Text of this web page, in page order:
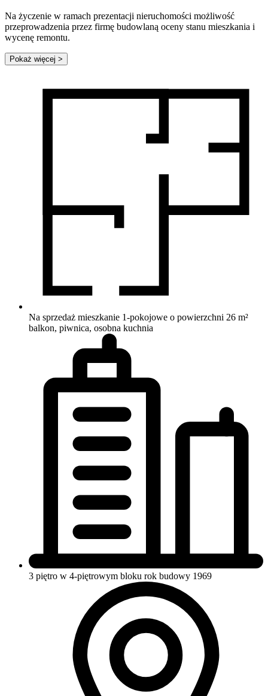
Na życzenie w ramach prezentacji nieruchomości możliwość
przeprowadzenia przez firmę budowlaną oceny stanu mieszkania i
wycenę remontu.
Pokaż więcej >
Na sprzedaż mieszkanie 1-pokojowe o powierzchni 26 m²
balkon, piwnica, osobna kuchnia
3 piętro w 4-piętrowym bloku rok budowy 1969